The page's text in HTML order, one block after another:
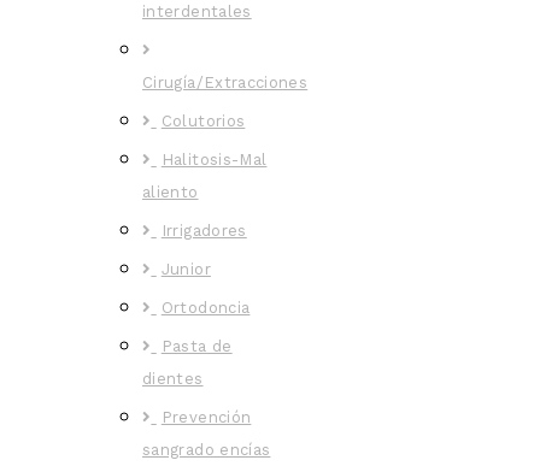
interdentales
Cirugía/Extracciones
Colutorios
Halitosis-Mal
aliento
Irrigadores
Junior
Ortodoncia
Pasta de
dientes
Prevención
sangrado encías